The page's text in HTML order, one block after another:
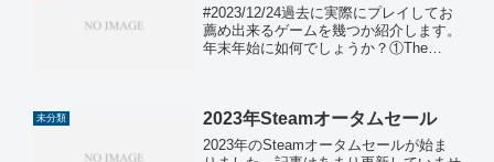
#2023/12/24過去に実際にプレイしてお
薦め出来るゲームを幾つか紹介します。
年末年始に如何でしょうか？①The
りに味...
未分類 2023年Steamオータムセール
2023年のSteamオータムセールが始ま